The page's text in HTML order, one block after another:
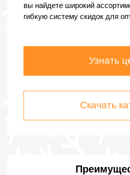
вы найдете широкий
гибкую систему скидок для
Узнать
Скачать